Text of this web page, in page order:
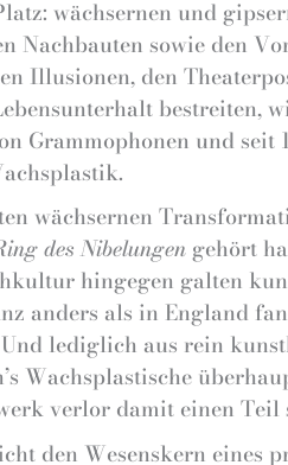
wächsernen und
Nachbauten sowie den
Illusionen, den
Grammophonen und
wächsernen
des Nibelungen gehört
hingegen galten
anders als in England
lediglich aus rein
Wachsplastische
verlor damit einen Teil
den Wesenskern